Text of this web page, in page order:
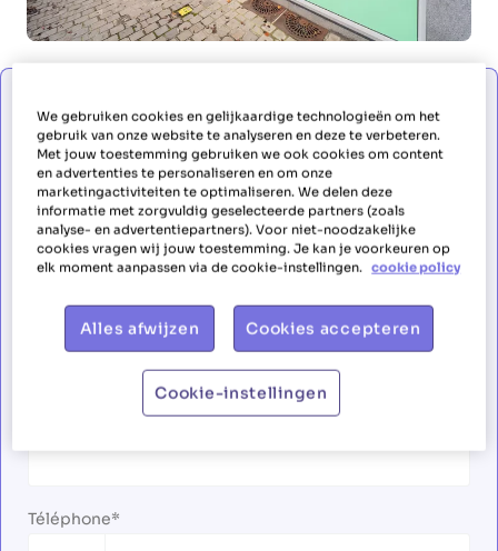
Je veux travailler comme aide ménagère
Je veux travailler comme aide
ménagère
Prénom
Téléphone
We gebruiken cookies en gelijkaardige technologieën om het
gebruik van onze website te analyseren en deze te verbeteren.
Met jouw toestemming gebruiken we ook cookies om content
en advertenties te personaliseren en om onze
marketingactiviteiten te optimaliseren. We delen deze
informatie met zorgvuldig geselecteerde partners (zoals
analyse- en advertentiepartners). Voor niet-noodzakelijke
cookies vragen wij jouw toestemming. Je kan je voorkeuren op
elk moment aanpassen via de cookie-instellingen. cookie policy
Alles afwijzen Cookies accepteren
Cookie-instellingen